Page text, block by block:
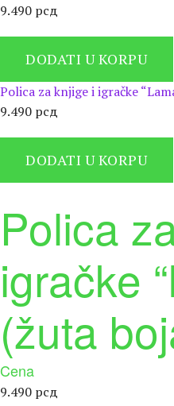
9.490 рсд
DODATI U KORPU
Polica za knjige i igračke
9.490 рсд
DODATI U KORPU
Polica
igračke
(žuta
Cena
9.490 рсд